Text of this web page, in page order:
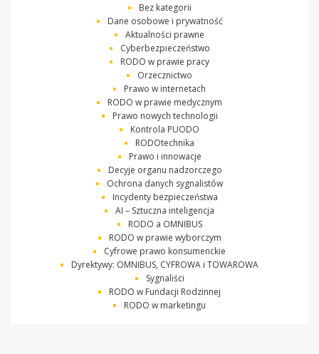
Bez kategorii
Dane osobowe i prywatność
Aktualności prawne
Cyberbezpieczeństwo
RODO w prawie pracy
Orzecznictwo
Prawo w internetach
RODO w prawie medycznym
Prawo nowych technologii
Kontrola PUODO
RODOtechnika
Prawo i innowacje
Decyje organu nadzorczego
Ochrona danych sygnalistów
Incydenty bezpieczeństwa
AI – Sztuczna inteligencja
RODO a OMNIBUS
RODO w prawie wyborczym
Cyfrowe prawo konsumenckie
Dyrektywy: OMNIBUS, CYFROWA i TOWAROWA
Sygnaliści
RODO w Fundacji Rodzinnej
RODO w marketingu